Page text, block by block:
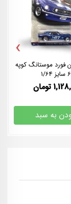
فورد موستانگ کوپه
64
تومان
به سبد
›